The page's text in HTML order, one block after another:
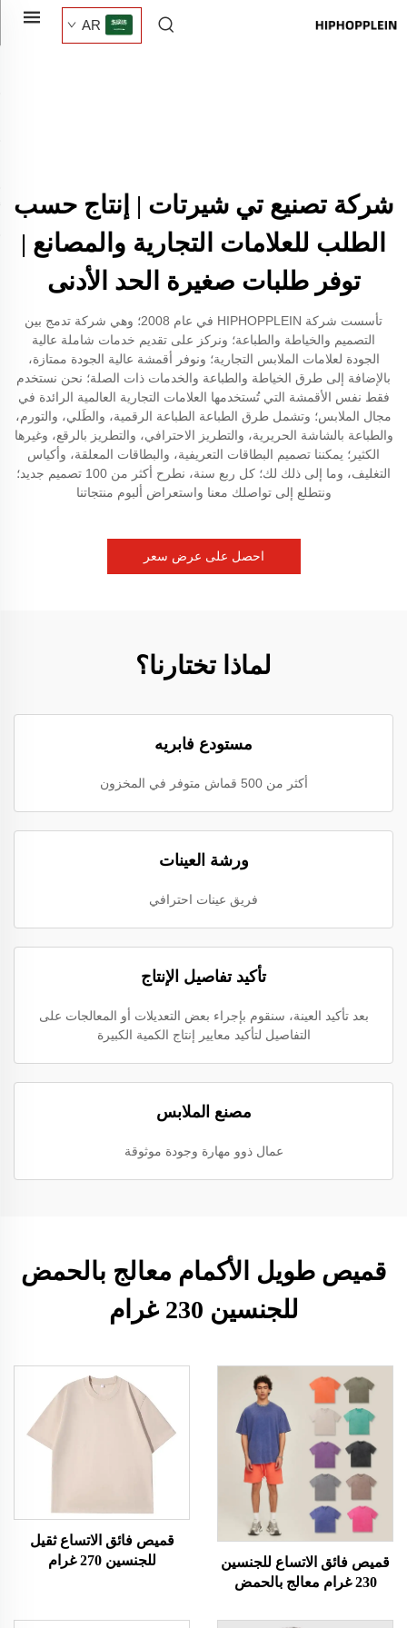
AR
شركة تصنيع تي شيرتات | إنتاج حسب
الطلب للعلامات التجارية والمصانع |
توفر طلبات صغيرة الحد الأدنى
تأسست شركة HIPHOPPLEIN في عام 2008؛ وهي شركة تدمج بين
التصميم والخياطة والطباعة؛ ونركز على تقديم خدمات شاملة عالية
الجودة لعلامات الملابس التجارية؛ ونوفر أقمشة عالية الجودة ممتازة،
بالإضافة إلى طرق الخياطة والطباعة والخدمات ذات الصلة؛ نحن نستخدم
فقط نفس الأقمشة التي تُستخدمها العلامات التجارية العالمية الرائدة في
مجال الملابس؛ وتشمل طرق الطباعة الطباعة الرقمية، والطَلي، والتورم،
والطباعة بالشاشة الحريرية، والتطريز الاحترافي، والتطريز بالرقع، وغيرها
الكثير؛ يمكننا تصميم البطاقات التعريفية، والبطاقات المعلقة، وأكياس
التغليف، وما إلى ذلك لك؛ كل ربع سنة، نطرح أكثر من 100 تصميم جديد؛
ونتطلع إلى تواصلك معنا واستعراض ألبوم منتجاتنا
احصل على عرض سعر
لماذا تختارنا؟
مستودع فابريه
أكثر من 500 قماش متوفر في المخزون
ورشة العينات
فريق عينات احترافي
تأكيد تفاصيل الإنتاج
بعد تأكيد العينة، سنقوم بإجراء بعض التعديلات أو المعالجات على
التفاصيل لتأكيد معايير إنتاج الكمية الكبيرة
مصنع الملابس
عمال ذوو مهارة وجودة موثوقة
قميص طويل الأكمام معالج بالحمض
للجنسين 230 غرام
قميص فائق الاتساع للجنسين
230 غرام معالج بالحمض
قميص فائق الاتساع ثقيل
للجنسين 270 غرام